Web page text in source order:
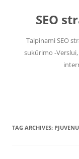
contentSEO
Talpinami SEO
sukūrimo -
TAG ARCHIVES: